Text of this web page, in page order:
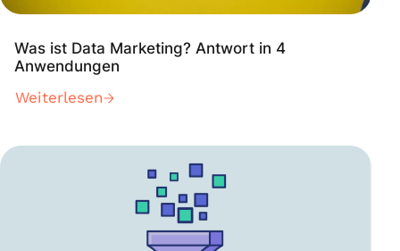
Was ist Data Marketing? Antwort in 4
Anwendungen
Weiterlesen